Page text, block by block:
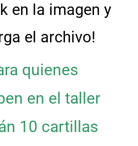
en la imagen y
el archivo!
quienes
en el taller
10 cartillas